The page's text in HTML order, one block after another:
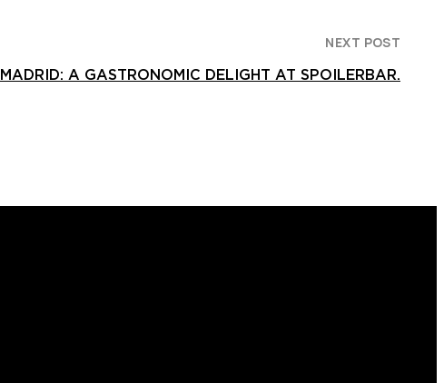
NEXT POST
A GASTRONOMIC DELIGHT AT SPOILERBAR.